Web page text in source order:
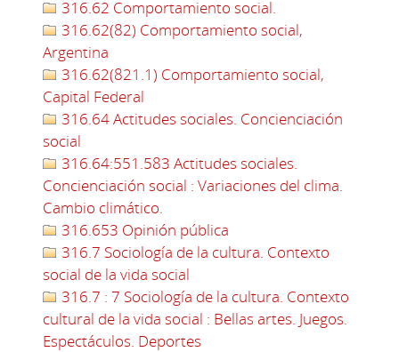
316.62 Comportamiento social.
316.62(82) Comportamiento social,
Argentina
316.62(821.1) Comportamiento social,
Capital Federal
316.64 Actitudes sociales. Concienciación
social
316.64:551.583 Actitudes sociales.
Concienciación social : Variaciones del clima.
Cambio climático.
316.653 Opinión pública
316.7 Sociología de la cultura. Contexto
social de la vida social
316.7 : 7 Sociología de la cultura. Contexto
cultural de la vida social : Bellas artes. Juegos.
Espectáculos. Deportes